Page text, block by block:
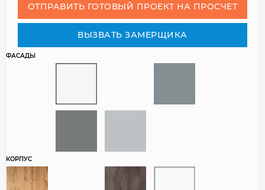
ОТПРАВИТЬ ГОТОВЫЙ ПРОЕКТ НА ПРОСЧЕТ
ВЫЗВАТЬ ЗАМЕРЩИКА
ФАСАДЫ
КОРПУС